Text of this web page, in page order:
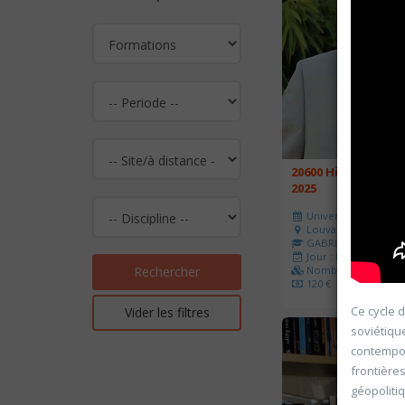
Rechercher
Vider les filtres
20600 Histoire de
2025
Université d'été
Louvain-la-Neuve
GABRIEL Vincent
Jour : Lu-Ma-Me-Je-
Nombre de
120 €
Ce cycle